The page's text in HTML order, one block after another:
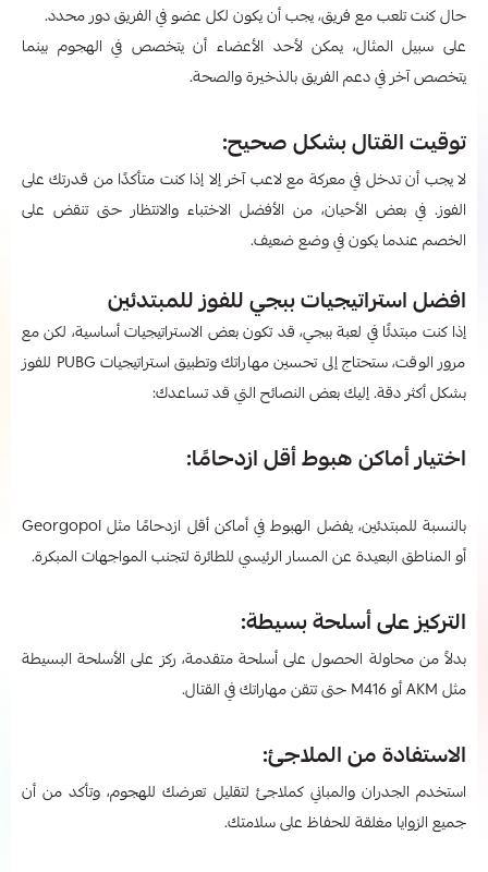
حال كنت تلعب مع فريق، يجب أن يكون لكل عضو في الفريق دور محدد.
على سبيل المثال، يمكن لأحد الأعضاء أن يتخصص في الهجوم بينما
يتخصص آخر في دعم الفريق بالذخيرة والصحة.
توقيت القتال بشكل صحيح:
لا يجب أن تدخل في معركة مع لاعب آخر إلا إذا كنت متأكدًا من قدرتك على
الفوز. في بعض الأحيان، من الأفضل الاختباء والانتظار حتى تنقض على
الخصم عندما يكون في وضع ضعيف.
افضل استراتيجيات ببجي للفوز للمبتدئين
إذا كنت مبتدئًا في لعبة ببجي، قد تكون بعض الاستراتيجيات أساسية، لكن مع
مرور الوقت، ستحتاج إلى تحسين مهاراتك وتطبيق استراتيجيات PUBG للفوز
بشكل أكثر دقة. إليك بعض النصائح التي قد تساعدك:
اختيار أماكن هبوط أقل ازدحامًا:
بالنسبة للمبتدئين، يفضل الهبوط في أماكن أقل ازدحامًا مثل Georgopol
أو المناطق البعيدة عن المسار الرئيسي للطائرة لتجنب المواجهات المبكرة.
التركيز على أسلحة بسيطة:
بدلاً من محاولة الحصول على أسلحة متقدمة، ركز على الأسلحة البسيطة
مثل AKM أو M416 حتى تتقن مهاراتك في القتال.
الاستفادة من الملاجئ:
استخدم الجدران والمباني كملاجئ لتقليل تعرضك للهجوم، وتأكد من أن
جميع الزوايا مغلقة للحفاظ على سلامتك.